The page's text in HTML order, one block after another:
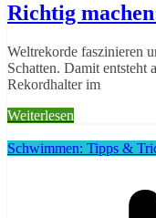
Richtig
Weltrekorde faszinieren
Schatten. Damit entsteht
Rekordhalter im
Weiterlesen
Schwimmen: Tipps &